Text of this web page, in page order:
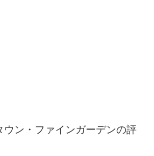
ウン・ファインガーデンの評